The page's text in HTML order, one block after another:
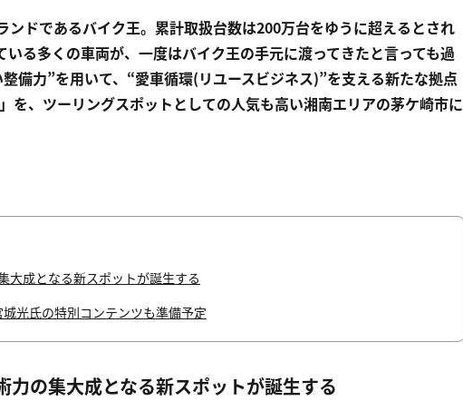
ンドであるバイク王。累計取扱台数は200万台をゆうに超えるとされ
る多くの車両が、一度はバイク王の手元に渡ってきたと言っても過
備力”を用いて、“愛車循環(リユースビジネス)”を支える新たな拠点
を、ツーリングスポットとしての人気も高い湘南エリアの茅ケ崎市に
大成となる新スポットが誕生する
光氏の特別コンテンツも準備予定
力の集大成となる新スポットが誕生する